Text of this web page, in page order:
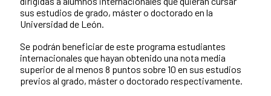
sus estudios de grado, máster o doctorado en la
Universidad de León.
Se podrán beneficiar de este programa estudiantes
internacionales que hayan obtenido una nota media
superior de al menos 8 puntos sobre 10 en sus estudios
previos al grado, máster o doctorado respectivamente.